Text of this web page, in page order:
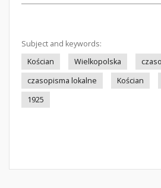
Subject and keywords:
Kościan
Wielkopolska
czasopisma lokalne
Kościan
1925